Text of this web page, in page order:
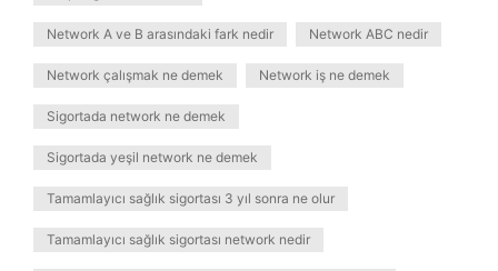
Network A ve B arasındaki fark nedir Network ABC nedir
Network çalışmak ne demek Network iş ne demek
Sigortada network ne demek
Sigortada yeşil network ne demek
Tamamlayıcı sağlık sigortası 3 yıl sonra ne olur
Tamamlayıcı sağlık sigortası network nedir